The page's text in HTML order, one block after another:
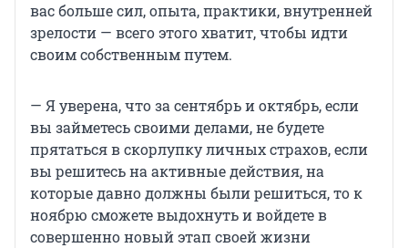
вас больше сил, опыта, практики, внутренней
зрелости — всего этого хватит, чтобы идти
своим собственным путем.
— Я уверена, что за сентябрь и октябрь, если
вы займетесь своими делами, не будете
прятаться в скорлупку личных страхов, если
вы решитесь на активные действия, на
которые давно должны были решиться, то к
ноябрю сможете выдохнуть и войдете в
совершенно новый этап своей жизни